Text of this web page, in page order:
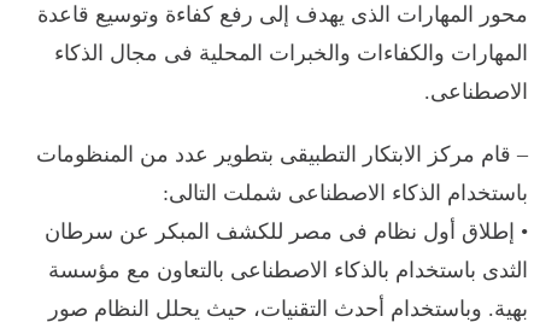
محور المهارات الذى يهدف إلى رفع كفاءة وتوسيع قاعدة
المهارات والكفاءات والخبرات المحلية فى مجال الذكاء
الاصطناعى.
– قام مركز الابتكار التطبيقى بتطوير عدد من المنظومات
باستخدام الذكاء الاصطناعى شملت التالى:
• إطلاق أول نظام فى مصر للكشف المبكر عن سرطان
الثدى باستخدام بالذكاء الاصطناعى بالتعاون مع مؤسسة
بهية. وباستخدام أحدث التقنيات، حيث يحلل النظام صور